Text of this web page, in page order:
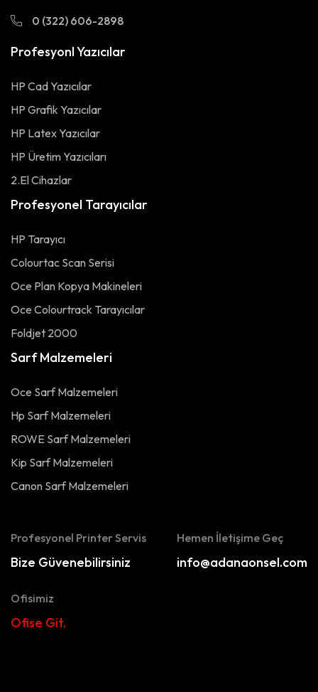
0 (322) 606-2898
Profesyonl Yazıcılar
HP Cad Yazıcılar
HP Grafik Yazıcılar
HP Latex Yazıcılar
HP Üretim Yazıcıları
2.El Cihazlar
Profesyonel Tarayıcılar
HP Tarayıcı
Colourtac Scan Serisi
Oce Plan Kopya Makineleri
Oce Colourtrack Tarayıcılar
Foldjet 2000
Sarf Malzemeleri
Oce Sarf Malzemeleri
Hp Sarf Malzemeleri
ROWE Sarf Malzemeleri
Kip Sarf Malzemeleri
Canon Sarf Malzemeleri
Profesyonel Printer Servis
Bize Güvenebilirsiniz
Hemen İletişime Geç
info@adanaonsel.com
Ofisimiz
Ofise Git.